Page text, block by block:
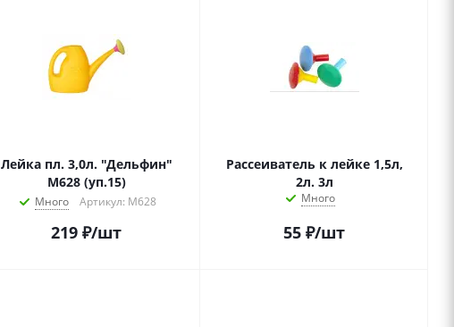
Лейка пл. 3,0л. "Дельфин"
М628 (уп.15)
Много Артикул: М628
219 ₽/шт
Рассеиватель к лейке 1,5л,
2л. 3л
Много
55 ₽/шт